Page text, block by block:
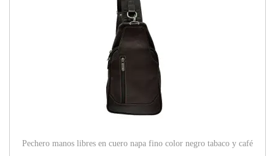
Pechero manos libres en cuero napa fino color negro tabaco y café